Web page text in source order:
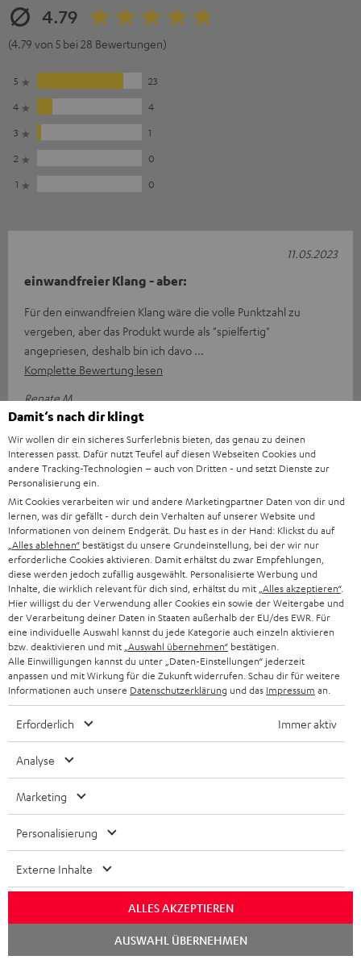
4.79
(4.79 von 5 bei 28 Bewertungen)
5
23
4
4
3
1
2
0
1
0
einwandfreier Klang - aber:
Für den einwandfreien Klang wäre die volle Punktzahl zu
vergeben, aber das Produkt wurde als "spielfertig"
angepriesen, deshalb bin ich davo
Komplette Bewertung lesen
Renate M.
11.05.2023
Super
Guter Klang, sauber und leistungsstark...effizienter BR-
Player....aber die deutsche Anleitung und das Menü werden
schmerzlich vermisst, nich
Komplette Bewertung lesen
Claude D.
(automatisch übersetzt *)
20.04.2023
Super Ton
Dieses Surround ist sehr gut, super Ton und Klang. Kann ich nur
weiter empfelen
01.03.2023
Mega
Also der Ton ist richtig Mega,die lautstärke kann Mann richtig
weit aufdrehen ohne das der Ton sich verzehrt.der Bass geht
auch ziemlich wei
Komplette Bewertung lesen
Damit‘s nach dir klingt
Wir wollen dir ein sicheres Surferlebnis bieten, das genau zu deinen
Interessen passt. Dafür nutzt Teufel auf diesen Webseiten Cookies und
andere Tracking-Technologien – auch von Dritten - und setzt Dienste zur
Personalisierung ein.
Mit Cookies verarbeiten wir und andere Marketingpartner Daten von dir und
lernen, was dir gefällt - durch dein Verhalten auf unserer Website und
Informationen von deinem Endgerät. Du hast es in der Hand: Klickst du auf
„Alles ablehnen“ bestätigst du unsere Grundeinstellung, bei der wir nur
erforderliche Cookies aktivieren. Damit erhältst du zwar Empfehlungen,
diese werden jedoch zufällig ausgewählt. Personalisierte Werbung und
Inhalte, die wirklich relevant für dich sind, erhältst du mit „Alles akzeptieren“.
Hier willigst du der Verwendung aller Cookies ein sowie der Weitergabe und
der Verarbeitung deiner Daten in Staaten außerhalb der EU/des EWR. Für
eine individuelle Auswahl kannst du jede Kategorie auch einzeln aktivieren
bzw. deaktivieren und mit „Auswahl übernehmen“ bestätigen.
Alle Einwilligungen kannst du unter „Daten-Einstellungen“ jederzeit
anpassen und mit Wirkung für die Zukunft widerrufen. Schau dir für weitere
Informationen auch unsere Datenschutzerklärung und das Impressum an.
Erforderlich Immer aktiv
Analyse
Marketing
Personalisierung
Externe Inhalte
ALLES AKZEPTIEREN
AUSWAHL ÜBERNEHMEN